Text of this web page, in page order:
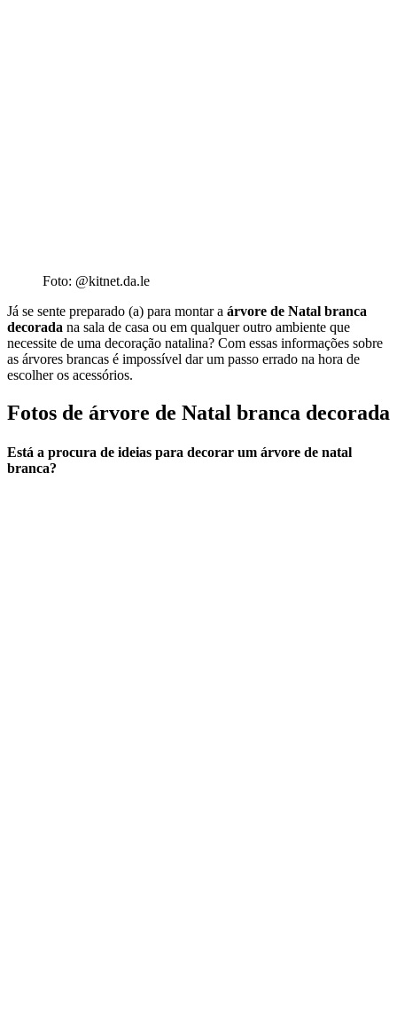
Foto: @kitnet.da.le
Já se sente preparado (a) para montar a árvore de Natal branca
decorada na sala de casa ou em qualquer outro ambiente que
necessite de uma decoração natalina? Com essas informações sobre
as árvores brancas é impossível dar um passo errado na hora de
escolher os acessórios.
Fotos de árvore de Natal branca decorada
Está a procura de ideias para decorar um árvore de natal
branca?